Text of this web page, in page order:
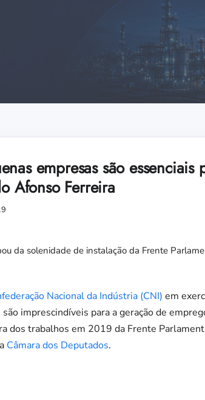
empresas são
Afonso Ferreira
da solenidade de instalação da Frente
Nacional da Indústria (CNI) em
imprescindíveis para a geração de
dos trabalhos em 2019 da Frente
Câmara dos Deputados.